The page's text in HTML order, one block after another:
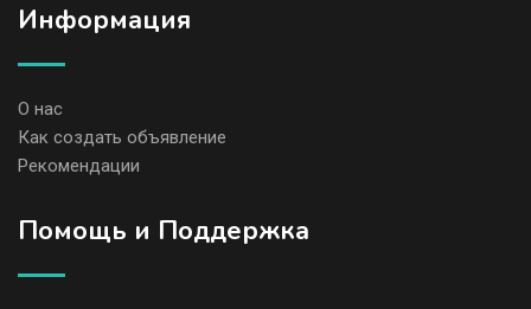
Информация
О нас
Как создать объявление
Рекомендации
Помощь и Поддержка